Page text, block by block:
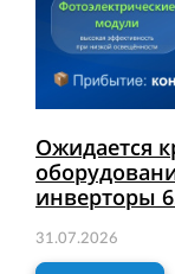
Ожидается
инверторы
31.07.2026